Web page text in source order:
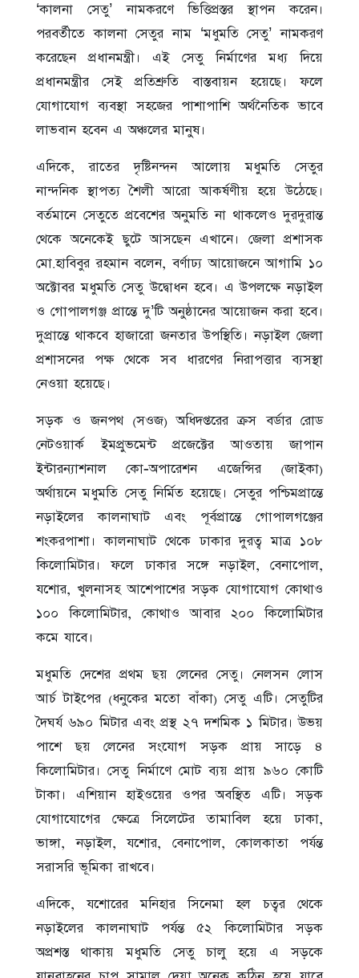
‘কালনা সেতু’ নামকরণে ভিত্তিপ্রস্তর স্থাপন করেন।
পরবর্তীতে কালনা সেতুর নাম ‘মধুমতি সেতু’ নামকরণ
করেছেন প্রধানমন্ত্রী। এই সেতু নির্মাণের মধ্য দিয়ে
প্রধানমন্ত্রীর সেই প্রতিশ্রুতি বাস্তবায়ন হয়েছে। ফলে
যোগাযোগ ব্যবস্থা সহজের পাশাপাশি অর্থনৈতিক ভাবে
লাভবান হবেন এ অঞ্চলের মানুষ।
এদিকে, রাতের দৃষ্টিনন্দন আলোয় মধুমতি সেতুর
নান্দনিক স্থাপত্য শৈলী আরো আকর্ষণীয় হয়ে উঠেছে।
বর্তমানে সেতুতে প্রবেশের অনুমতি না থাকলেও দুরদুরান্ত
থেকে অনেকেই ছুটে আসছেন এখানে। জেলা প্রশাসক
মো.হাবিবুর রহমান বলেন, বর্ণাঢ্য আয়োজনে আগামি ১০
অক্টোবর মধুমতি সেতু উদ্বোধন হবে। এ উপলক্ষে নড়াইল
ও গোপালগঞ্জ প্রান্তে দু’টি অনুষ্ঠানের আয়োজন করা হবে।
দুপ্রান্তে থাকবে হাজারো জনতার উপস্থিতি। নড়াইল জেলা
প্রশাসনের পক্ষ থেকে সব ধারণের নিরাপত্তার ব্যসস্থা
নেওয়া হয়েছে।
সড়ক ও জনপথ (সওজ) অধিদপ্তরের ক্রস বর্ডার রোড
নেটওয়ার্ক ইমপ্রুভমেন্ট প্রজেক্টের আওতায় জাপান
ইন্টারন্যাশনাল কো-অপারেশন এজেন্সির (জাইকা)
অর্থায়নে মধুমতি সেতু নির্মিত হয়েছে। সেতুর পশ্চিমপ্রান্তে
নড়াইলের কালনাঘাট এবং পূর্বপ্রান্তে গোপালগঞ্জের
শংকরপাশা। কালনাঘাট থেকে ঢাকার দুরত্ব মাত্র ১০৮
কিলোমিটার। ফলে ঢাকার সঙ্গে নড়াইল, বেনাপোল,
যশোর, খুলনাসহ আশেপাশের সড়ক যোগাযোগ কোথাও
১০০ কিলোমিটার, কোথাও আবার ২০০ কিলোমিটার
কমে যাবে।
মধুমতি দেশের প্রথম ছয় লেনের সেতু। নেলসন লোস
আর্চ টাইপের (ধনুকের মতো বাঁকা) সেতু এটি। সেতুটির
দৈঘর্য ৬৯০ মিটার এবং প্রস্থ ২৭ দশমিক ১ মিটার। উভয়
পাশে ছয় লেনের সংযোগ সড়ক প্রায় সাড়ে ৪
কিলোমিটার। সেতু নির্মাণে মোট ব্যয় প্রায় ৯৬০ কোটি
টাকা। এশিয়ান হাইওয়ের ওপর অবস্থিত এটি। সড়ক
যোগাযোগের ক্ষেত্রে সিলেটের তামাবিল হয়ে ঢাকা,
ভাঙ্গা, নড়াইল, যশোর, বেনাপোল, কোলকাতা পর্যন্ত
সরাসরি ভূমিকা রাখবে।
এদিকে, যশোরের মনিহার সিনেমা হল চত্বর থেকে
নড়াইলের কালনাঘাট পর্যন্ত ৫২ কিলোমিটার সড়ক
অপ্রশস্ত থাকায় মধুমতি সেতু চালু হয়ে এ সড়কে